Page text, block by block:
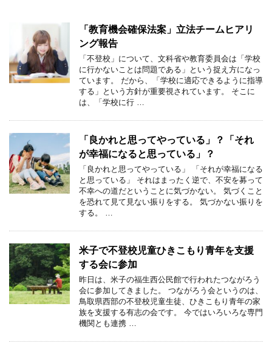
「教育機会確保法案」立法チームヒアリ
ング報告
「不登校」について、文科省や教育委員会は「学校
に行かないことは問題である」という捉え方になっ
ています。 だから、「学校に適応できるように指導
する」という方針が重要視されています。 そこに
は、「学校に行 …
「良かれと思ってやっている」？「それ
が幸福になると思っている」？
「良かれと思ってやっている」 「それが幸福になる
と思っている」 それはまったく逆で、不安を募って
不幸への道だということに気づかない。 気づくこと
を恐れて見て見ない振りをする。 気づかない振りを
する。 …
米子で不登校児童ひきこもり青年を支援
する会に参加
昨日は、米子の福生西公民館で行われたつながろう
会に参加してきました。 つながろう会というのは、
鳥取県西部の不登校児童生徒、ひきこもり青年の家
族を支援する有志の会です。 今ではいろいろな専門
機関とも連携 …